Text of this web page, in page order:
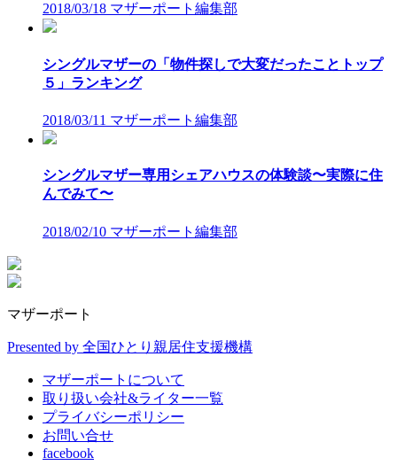
2018/03/18 マザーポート編集部
シングルマザーの「物件探しで大変だったことトップ
５」ランキング
2018/03/11 マザーポート編集部
シングルマザー専用シェアハウスの体験談〜実際に住
んでみて〜
2018/02/10 マザーポート編集部
マザーポート
Presented by 全国ひとり親居住支援機構
マザーポートについて
取り扱い会社&ライター一覧
プライバシーポリシー
お問い合せ
facebook